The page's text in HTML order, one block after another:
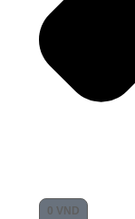
0 VND